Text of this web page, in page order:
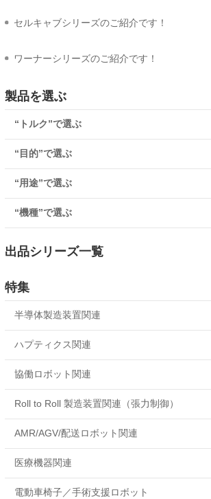
セルキャブシリーズのご紹介です！
ワーナーシリーズのご紹介です！
製品を選ぶ
“トルク”で選ぶ
“目的”で選ぶ
“用途”で選ぶ
“機種”で選ぶ
出品シリーズ一覧
SBR
SBR超小形
SBM
ERS-L
POB
特集
半導体製造装置関連
ハプティクス関連
協働ロボット関連
Roll to Roll 製造装置関連（張力制御）
AMR/AGV/配送ロボット関連
医療機器関連
電動車椅子／手術支援ロボット